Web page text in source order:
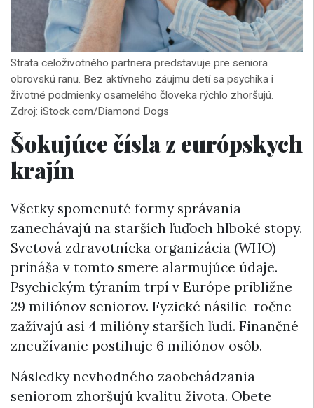
Strata celoživotného partnera predstavuje pre seniora
obrovskú ranu. Bez aktívneho záujmu detí sa psychika i
životné podmienky osamelého človeka rýchlo zhoršujú.
Zdroj: iStock.com/Diamond Dogs
Šokujúce čísla z európskych
krajín
Všetky spomenuté formy správania
zanechávajú na starších ľuďoch hlboké stopy.
Svetová zdravotnícka organizácia (WHO)
prináša v tomto smere alarmujúce údaje.
Psychickým týraním trpí v Európe približne
29 miliónov seniorov. Fyzické násilie ročne
zažívajú asi 4 milióny starších ľudí. Finančné
zneužívanie postihuje 6 miliónov osôb.
Následky nevhodného zaobchádzania
seniorom zhoršujú kvalitu života. Obete